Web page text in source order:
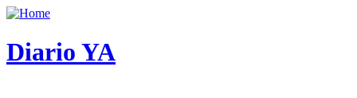
Diario YA